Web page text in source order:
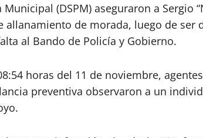
(DSPM) aseguraron a Sergio
allanamiento de morada, luego de ser
al Bando de Policía y Gobierno.
horas del 11 de noviembre,
preventiva observaron a un